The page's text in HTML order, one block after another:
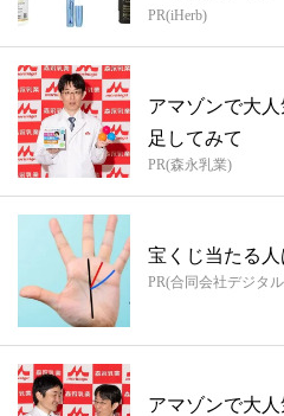
PR(iHerb)
アマゾンで大
足してみて
PR(森永乳業)
宝くじ当たる人
PR(合同会社デジタ
アマゾンで大